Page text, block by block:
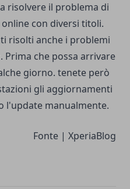
risolvere il problema di
con diversi titoli.
risolti anche i problemi
. Prima che possa arrivare
giorno. tenete però
gli aggiornamenti
l'update manualmente.
Fonte | XperiaBlog